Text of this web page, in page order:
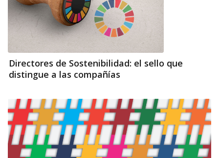
Directores de Sostenibilidad: el sello que
distingue a las compañías